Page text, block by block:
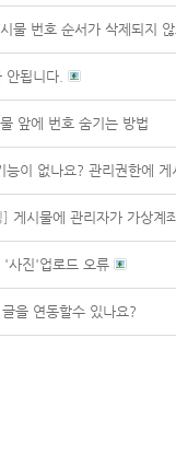
물 번호 순서가 삭제되지
안됩니다.
앞에 번호 숨기는 방법
능이 없나요? 관리권한에
게시물에 관리자가 가상계
'사진'업로드 오류
을 연동할수 있나요?